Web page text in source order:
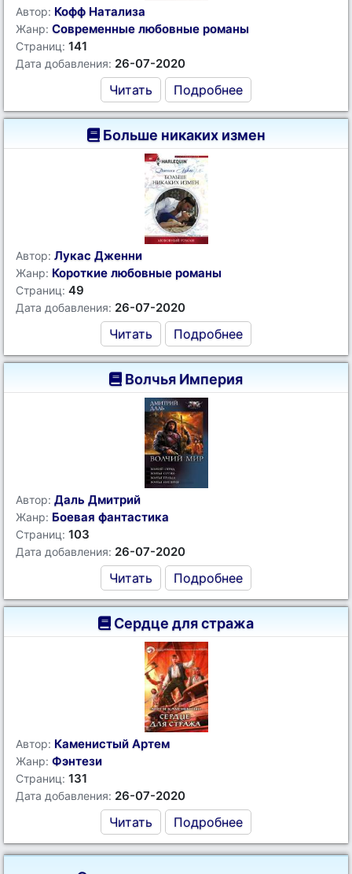
Автор: Кофф Натализа
Жанр: Современные любовные романы
Страниц: 141
Дата добавления: 26-07-2020
Читать Подробнее
Больше никаких измен
Автор: Лукас Дженни
Жанр: Короткие любовные романы
Страниц: 49
Дата добавления: 26-07-2020
Читать Подробнее
Волчья Империя
Автор: Даль Дмитрий
Жанр: Боевая фантастика
Страниц: 103
Дата добавления: 26-07-2020
Читать Подробнее
Сердце для стража
Автор: Каменистый Артем
Жанр: Фэнтези
Страниц: 131
Дата добавления: 26-07-2020
Читать Подробнее